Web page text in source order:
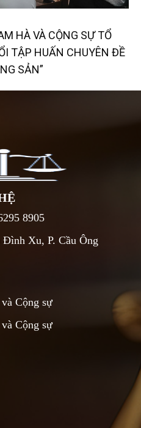
HÀ VÀ CỘNG SỰ TỔ
TẬP HUẤN CHUYÊN ĐỀ
SẢN”
8905
Đình Xu, P. Cầu Ông
Cộng sự
Cộng sự